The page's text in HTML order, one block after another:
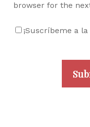
browser for the
¡Suscríbeme a